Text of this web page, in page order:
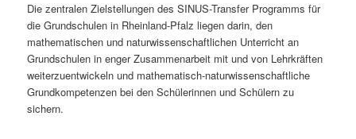
Die zentralen Zielstellungen des SINUS-Transfer Programms für
die Grundschulen in Rheinland-Pfalz liegen darin, den
mathematischen und naturwissenschaftlichen Unterricht an
Grundschulen in enger Zusammenarbeit mit und von Lehrkräften
weiterzuentwickeln und mathematisch-naturwissenschaftliche
Grundkompetenzen bei den Schülerinnen und Schülern zu
sichern.